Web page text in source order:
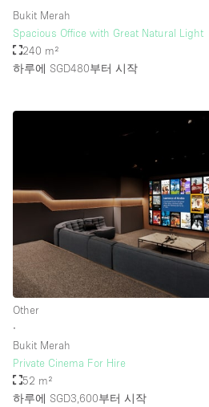
Bukit Merah
Spacious Office with Great Natural Light
240 m²
하루에 SGD480부터 시작
Other
∙
Bukit Merah
Private Cinema For Hire
52 m²
하루에 SGD3,600부터 시작